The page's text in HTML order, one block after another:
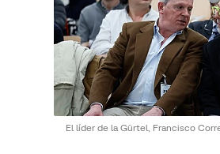
El líder de la Gürtel, Francisco